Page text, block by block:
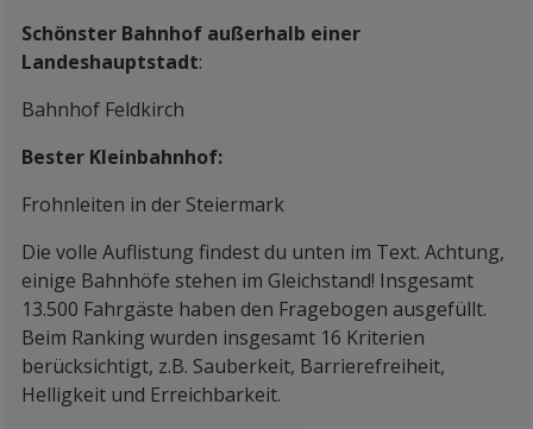
Schönster Bahnhof außerhalb einer
Landeshauptstadt:
Bahnhof Feldkirch
Bester Kleinbahnhof:
Frohnleiten in der Steiermark
Die volle Auflistung findest du unten im Text. Achtung,
einige Bahnhöfe stehen im Gleichstand! Insgesamt
13.500 Fahrgäste haben den Fragebogen ausgefüllt.
Beim Ranking wurden insgesamt 16 Kriterien
berücksichtigt, z.B. Sauberkeit, Barrierefreiheit,
Helligkeit und Erreichbarkeit.